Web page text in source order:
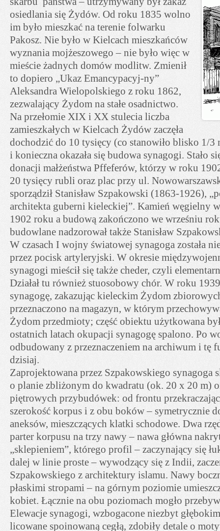
osiedlania się Żydów. Od roku 1835 wolno
im było mieszkać na terenie folwarku
Pakosz. Nie było w Kielcach mieszkańców
wyznania mojżeszowego – nie było więc w
mieście żadnych domów modlitw. Zmienił
to dopiero „Ukaz Emancypacyj-ny”
Aleksandra Wielopolskiego z roku 1862,
zezwalający Żydom na stałe osadnictwo.
Na przełomie XIX i XX stulecia liczba
zamieszkałych w Kielcach Żydów zaczęła
dochodzić do 10 tysięcy (co stanowiło blisko 1/3
i konieczna okazała się budowa synagogi. Stało
donacji małżeństwa Pffeferów, którzy w roku
20 tysięcy rubli oraz plac przy ul.
sporządził Stanisław Szpakowski (1863-1926),
architekta guberni kieleckiej”. Kamień węgielny
1902 roku a budową zakończono we wrześniu
budowlane nadzorował także Stanisław
W czasach I wojny światowej synagoga została
przez pocisk artyleryjski. W okresie
synagogi mieścił się także cheder, czyli
Działał tu również stuosobowy chór. W roku
synagogę, zakazując kieleckim Żydom
przeznaczono na magazyn, w którym
Żydom przedmioty; część obiektu użytkowana
ostatnich latach okupacji synagogę spalono. Po
odbudowany z przeznaczeniem na archiwum i tę
dzisiaj.
Zaprojektowana przez Szpakowskiego synagoga
o planie zbliżonym do kwadratu (ok. 20 x 20 m)
piętrowych przybudówek: od frontu
szerokość korpus i z obu boków – symetrycznie
aneksów, mieszczących klatki schodowe. Dwa
parter korpusu na trzy nawy – nawa główna
„sklepieniem”, którego profil – zaczynający się
dalej w linie proste – wywodzący się z Indii,
Szpakowskiego z architektury islamu. Nawy
płaskimi stropami – na górnym poziomie
kobiet. Łącznie na obu poziomach mogło
Elewacje synagogi, wzbogacone niezbyt
licowane spoinowaną cegłą, zdobiły detale o